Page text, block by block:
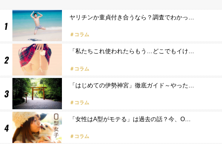
ヤリチンか童貞付き合うなら？調査でわかっ…
コラム
「私たちこれ使われたらもう…どこでもイけ…
コラム
「はじめての伊勢神宮」徹底ガイド～やった…
コラム
「女性はA型がモテる」は過去の話？今、O…
コラム